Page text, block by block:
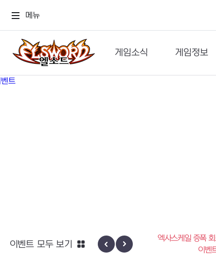
메뉴
게임소식
공지사항
게임정보
세계관
신규 지역 네블론
엑사스케일 증폭
이벤
이벤트 모두 보기